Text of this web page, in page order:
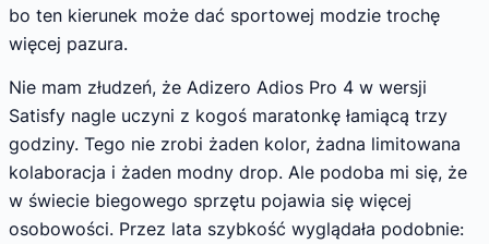
bo ten kierunek może dać sportowej modzie trochę
więcej pazura.
Nie mam złudzeń, że Adizero Adios Pro 4 w wersji
Satisfy nagle uczyni z kogoś maratonkę łamiącą trzy
godziny. Tego nie zrobi żaden kolor, żadna limitowana
kolaboracja i żaden modny drop. Ale podoba mi się, że
w świecie biegowego sprzętu pojawia się więcej
osobowości. Przez lata szybkość wyglądała podobnie: